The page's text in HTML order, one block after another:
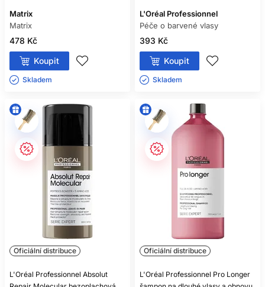
Matrix
Matrix
478 Kč
Koupit
Skladem ㅤ
L'Oréal Professionnel
Péče o barvené vlasy
393 Kč
Koupit
Skladem ㅤ
Oficiální distribuce
L'Oréal Professionnel Absolut
Oficiální distribuce
L'Oréal Professionnel Pro Longer